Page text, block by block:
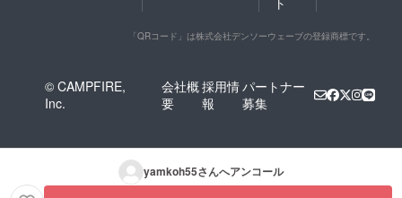
「QRコード」は株式会社デンソーウェーブの登録商標です。
© CAMPFIRE,
Inc.
会社概
要
採用情
報
パートナー
募集
yamkoh55さんへアンコール